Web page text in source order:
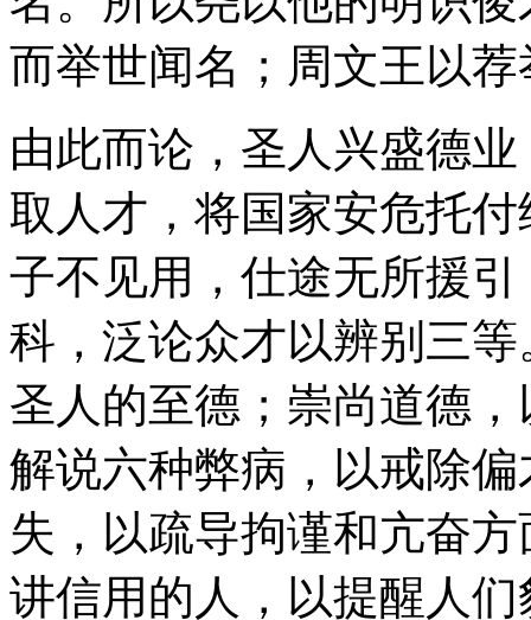
而举世闻名；周文王以
由此而论，圣人兴盛德
取人才，将国家安危托
子不见用，仕途无所援
科，泛论众才以辨别三
圣人的至德；崇尚道德
解说六种弊病，以戒除
失，以疏导拘谨和亢奋
讲信用的人，以提醒人